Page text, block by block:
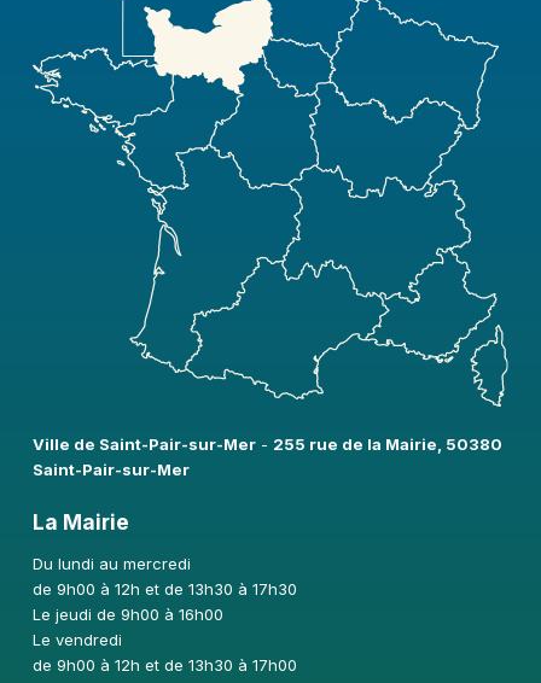
Ville de Saint-Pair-sur-Mer​- 255 rue de la Mairie, 50380
Saint-Pair-sur-Mer
La Mairie
Du lundi au mercredi
de 9h00 à 12h et de 13h30 à 17h30
Le jeudi de 9h00 à 16h00
Le vendredi
de 9h00 à 12h et de 13h30 à 17h00